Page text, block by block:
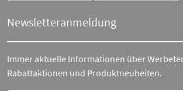
Newsletteranmeldung
Immer aktuelle Informationen über
Rabattaktionen und Produktneuheiten.